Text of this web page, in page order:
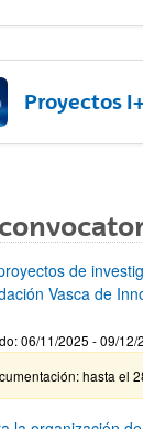
Proyectos
de
Vasca de
06/11/2025 - 09/12/
hasta el